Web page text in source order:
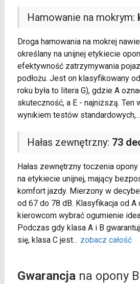
Hamowanie na mokrym:
Droga hamowania na mokrej
określany na unijnej etykiecie
efektywność zatrzymywania
podłożu. Jest on klasyfikowany
roku była to litera G), gdzie A
skuteczność, a E - najniższą. Ten
wynikiem testów standardowych,...
Hałas zewnętrzny: 73
Hałas zewnętrzny toczenia
na etykiecie unijnej, mający
komfort jazdy. Mierzony w
od 67 do 78 dB. Klasyfikacja od A
kierowcom wybrać ogumienie
Podczas gdy klasa A i B
się, klasa C jest... zobacz całość
Gwarancjana opony